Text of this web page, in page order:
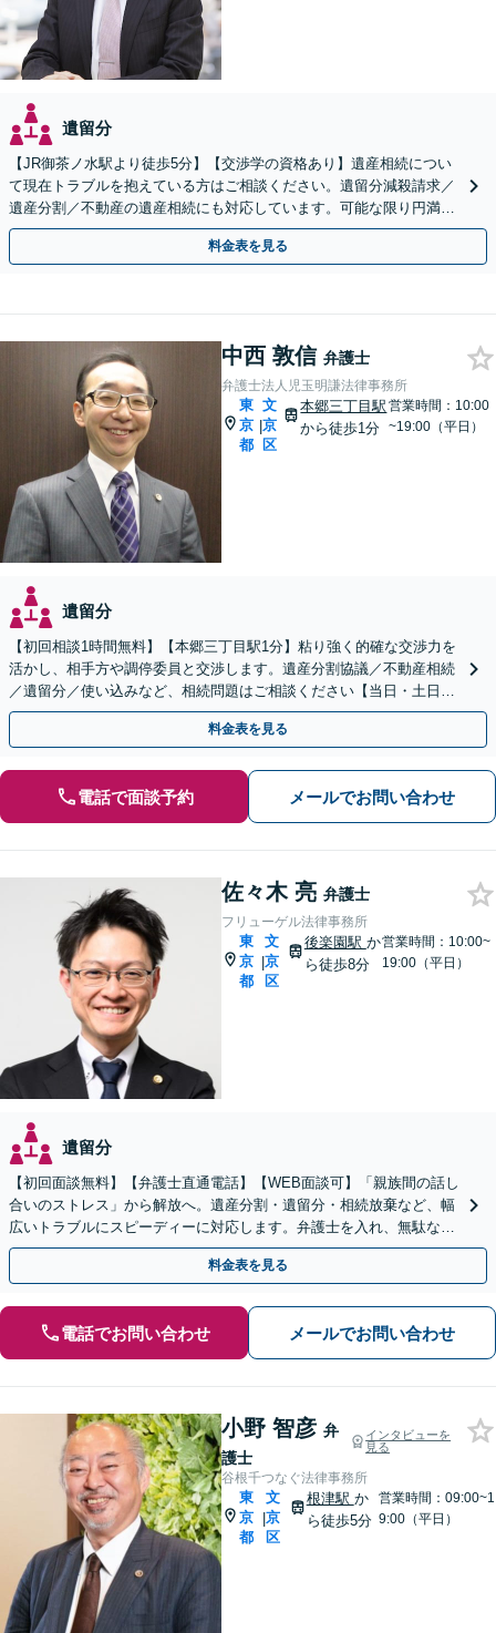
遺留分
【JR御茶ノ水駅より徒歩5分】【交渉学の資格あり】遺産相続につい
て現在トラブルを抱えている方はご相談ください。遺留分減殺請求／
遺産分割／不動産の遺産相続にも対応しています。可能な限り円満解
決へ。
料金表を見る
中西 敦信 弁護士
弁護士法人児玉明謙法律事務所
東
京
都
|
文
京
区
本郷三丁目駅
から徒歩1分
営業時間：10:00
~19:00（平日）
遺留分
【初回相談1時間無料】【本郷三丁目駅1分】粘り強く的確な交渉力を
活かし、相手方や調停委員と交渉します。遺産分割協議／不動産相続
／遺留分／使い込みなど、相続問題はご相談ください【当日・土日対
応可】トラブル前の段階でも相談可。メール24時間受付
料金表を見る
電話で面談予約 メールでお問い合わせ
佐々木 亮 弁護士
フリューゲル法律事務所
東
京
都
|
文
京
区
後楽園駅 か
ら徒歩8分
営業時間：10:00~
19:00（平日）
遺留分
【初回面談無料】【弁護士直通電話】【WEB面談可】「親族間の話し
合いのストレス」から解放へ。遺産分割・遺留分・相続放棄など、幅
広いトラブルにスピーディーに対応します。弁護士を入れ、無駄な争
いを防ぐ。税理士と連携【休日・夜間・当日相談に対応】
料金表を見る
電話でお問い合わせ メールでお問い合わせ
小野 智彦 弁
護士
インタビューを
見る
谷根千つなぐ法律事務所
東
京
都
|
文
京
区
根津駅 か
ら徒歩5分
営業時間：09:00~1
9:00（平日）